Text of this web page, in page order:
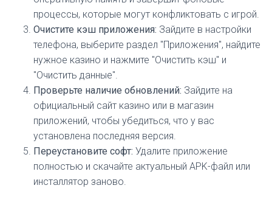
процессы, которые могут конфликтовать с игрой.
Очистите кэш приложения: Зайдите в настройки
телефона, выберите раздел "Приложения", найдите
нужное казино и нажмите "Очистить кэш" и
"Очистить данные".
Проверьте наличие обновлений: Зайдите на
официальный сайт казино или в магазин
приложений, чтобы убедиться, что у вас
установлена последняя версия.
Переустановите софт: Удалите приложение
полностью и скачайте актуальный APK-файл или
инсталлятор заново.